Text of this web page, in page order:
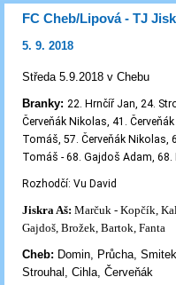
FC Cheb/Lipová - TJ
5. 9. 2018
Středa 5.9.2018 v Chebu
Branky: 22. Hrnčíř Jan, 24.
Červeňák Nikolas, 41.
Tomáš, 57. Červeňák Nikolas,
Tomáš -68. Gajdoš Adam,
Rozhodčí: Vu David
Jiskra Aš: Marčuk - Kopčík,
Gajdoš, Brožek, Bartok, Fanta
Cheb: Domin, Průcha,
Strouhal, Cihla, Červeňák